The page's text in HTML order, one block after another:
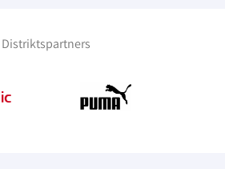
Distriktspartners